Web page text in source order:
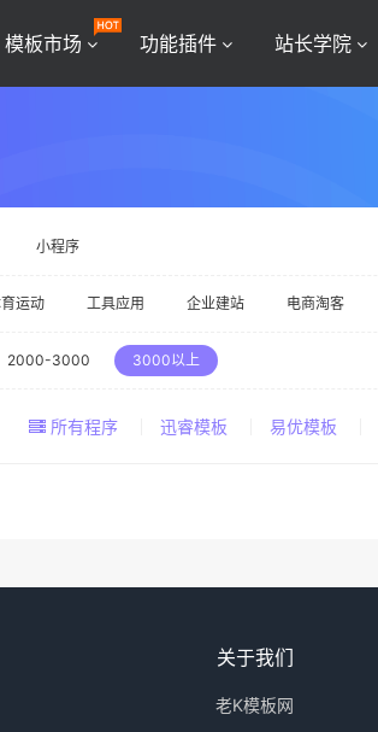
模板市场 功能插件 站长学院
小程序
运动 工具应用 企业建站 电商淘客
2000-3000 3000以上
所有程序 迅睿模板 易优模板
关于我们
老K模板网